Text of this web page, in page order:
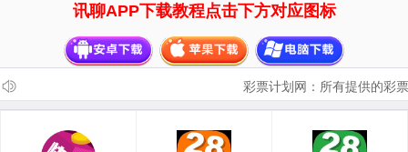
讯聊APP下载教程点击下方对应图标
彩票计划网：所有提供的彩